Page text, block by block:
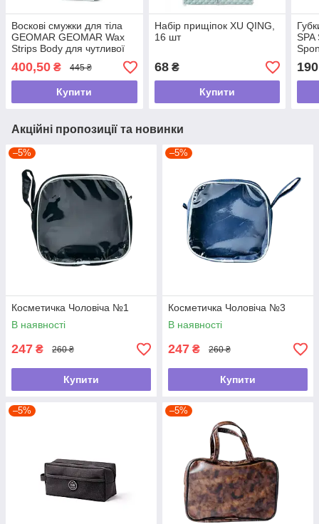
Воскові смужки для тіла
GEOMAR GEOMAR Wax
Strips Body для чутливої
шкіри, 20 шт
400,50 ₴ 445 ₴
Купити
Набір прищіпок XU QING,
16 шт
68₴
Купити
190
Акційні пропозиції та новинки
–5%
Косметичка Чоловіча №1
В наявності
247 ₴ 260 ₴
Купити
–5%
Косметичка Чоловіча №3
В наявності
247 ₴ 260 ₴
Купити
–5% –5%